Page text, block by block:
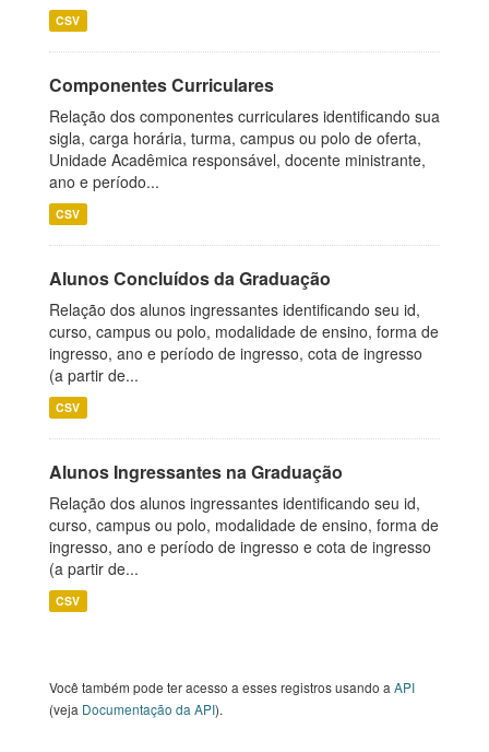
CSV
Componentes Curriculares
Relação dos componentes curriculares identificando sua
sigla, carga horária, turma, campus ou polo de oferta,
Unidade Acadêmica responsável, docente ministrante,
ano e período...
CSV
Alunos Concluídos da Graduação
Relação dos alunos ingressantes identificando seu id,
curso, campus ou polo, modalidade de ensino, forma de
ingresso, ano e período de ingresso, cota de ingresso
(a partir de...
CSV
Alunos Ingressantes na Graduação
Relação dos alunos ingressantes identificando seu id,
curso, campus ou polo, modalidade de ensino, forma de
ingresso, ano e período de ingresso e cota de ingresso
(a partir de...
CSV
Você também pode ter acesso a esses registros usando a API
(veja Documentação da API).